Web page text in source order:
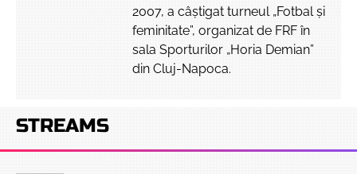
2007, a câștigat turneul „Fotbal și
feminitate”, organizat de FRF în
sala Sporturilor „Horia Demian”
din Cluj-Napoca.
STREAMS